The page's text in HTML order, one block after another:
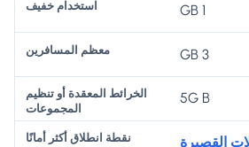
ة
1 GB
3 GB
5G B
القصيرة